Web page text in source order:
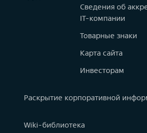
Сведения об
IT-компании
Товарные знаки
Карта сайта
Инвесторам
Раскрытие корпоративной
Wiki-библиотека